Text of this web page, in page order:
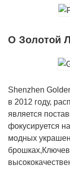
О Золотой
Shenzhen
в 2012 году,
является
фокусируется
модных